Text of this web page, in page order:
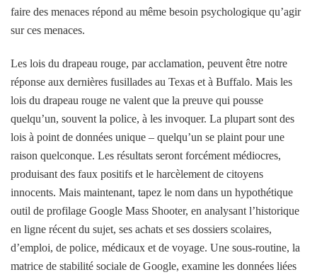
faire des menaces répond au même besoin psychologique qu’agir
sur ces menaces.
Les lois du drapeau rouge, par acclamation, peuvent être notre
réponse aux dernières fusillades au Texas et à Buffalo. Mais les
lois du drapeau rouge ne valent que la preuve qui pousse
quelqu’un, souvent la police, à les invoquer. La plupart sont des
lois à point de données unique – quelqu’un se plaint pour une
raison quelconque. Les résultats seront forcément médiocres,
produisant des faux positifs et le harcèlement de citoyens
innocents. Mais maintenant, tapez le nom dans un hypothétique
outil de profilage Google Mass Shooter, en analysant l’historique
en ligne récent du sujet, ses achats et ses dossiers scolaires,
d’emploi, de police, médicaux et de voyage. Une sous-routine, la
matrice de stabilité sociale de Google, examine les données liées